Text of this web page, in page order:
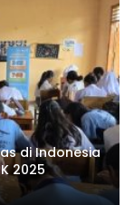
di Indonesia
2025